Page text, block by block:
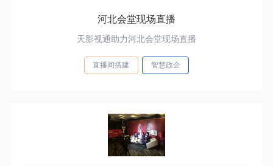
河北会堂现场直播
天影视通助力河北会堂现场直播
直播间搭建 智慧政企